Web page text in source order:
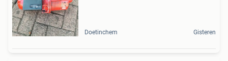
Doetinchem Gisteren